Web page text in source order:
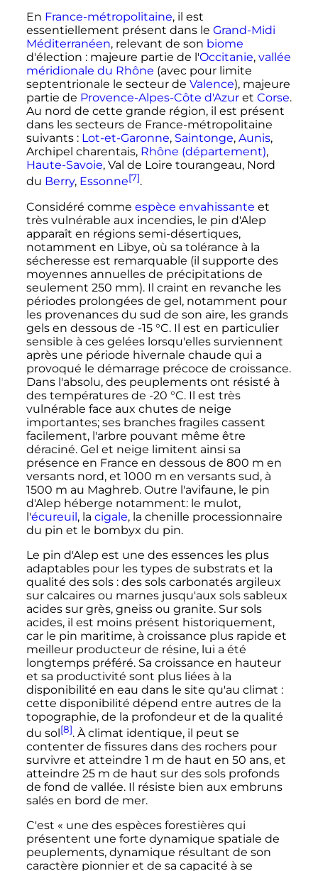
En France-métropolitaine, il est
essentiellement présent dans le Grand-Midi
Méditerranéen, relevant de son biome
d'élection : majeure partie de l'Occitanie, vallée
méridionale du Rhône (avec pour limite
septentrionale le secteur de Valence), majeure
partie de Provence-Alpes-Côte d'Azuret Corse.
Au nord de cette grande région, il est présent
dans les secteurs de France-métropolitaine
suivants : Lot-et-Garonne, Saintonge, Aunis,
Archipel charentais, Rhône (département),
Haute-Savoie, Val de Loire tourangeau, Nord
du Berry, Essonne[7].
Considéré comme espèce envahissante et
très vulnérable aux incendies, le pin d'Alep
apparaît en régions semi-désertiques,
notamment en Libye, où sa tolérance à la
sécheresse est remarquable (il supporte des
moyennes annuelles de précipitations de
seulement 250 mm). Il craint en revanche les
périodes prolongées de gel, notamment pour
les provenances du sud de son aire, les grands
gels en dessous de -15 °C. Il est en particulier
sensible à ces gelées lorsqu'elles surviennent
après une période hivernale chaude qui a
provoqué le démarrage précoce de croissance.
Dans l'absolu, des peuplements ont résisté à
des températures de -20 °C. Il est très
vulnérable face aux chutes de neige
importantes; ses branches fragiles cassent
facilement, l'arbre pouvant même être
déraciné. Gel et neige limitent ainsi sa
présence en France en dessous de 800 m en
versants nord, et 1000 m en versants sud, à
1500 m au Maghreb. Outre l'avifaune, le pin
d'Alep héberge notamment: le mulot,
l'écureuil, la cigale, la chenille processionnaire
du pin et le bombyx du pin.
Le pin d'Alep est une des essences les plus
adaptables pour les types de substrats et la
qualité des sols : des sols carbonatés argileux
sur calcaires ou marnes jusqu'aux sols sableux
acides sur grès, gneiss ou granite. Sur sols
acides, il est moins présent historiquement,
car le pin maritime, à croissance plus rapide et
meilleur producteur de résine, lui a été
longtemps préféré. Sa croissance en hauteur
et sa productivité sont plus liées à la
disponibilité en eau dans le site qu'au climat :
cette disponibilité dépend entre autres de la
topographie, de la profondeur et de la qualité
du sol[8]. À climat identique, il peut se
contenter de fissures dans des rochers pour
survivre et atteindre 1 m de haut en 50 ans, et
atteindre 25 m de haut sur des sols profonds
de fond de vallée. Il résiste bien aux embruns
salés en bord de mer.
C'est « une des espèces forestières qui
présentent une forte dynamique spatiale de
peuplements, dynamique résultant de son
caractère pionnier et de sa capacité à se